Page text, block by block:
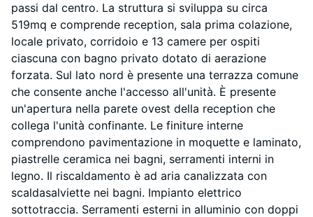
passi dal centro. La struttura si sviluppa su circa
519mq e comprende reception, sala prima colazione,
locale privato, corridoio e 13 camere per ospiti
ciascuna con bagno privato dotato di aerazione
forzata. Sul lato nord è presente una terrazza comune
che consente anche l'accesso all'unità. È presente
un'apertura nella parete ovest della reception che
collega l'unità confinante. Le finiture interne
comprendono pavimentazione in moquette e laminato,
piastrelle ceramica nei bagni, serramenti interni in
legno. Il riscaldamento è ad aria canalizzata con
scaldasalviette nei bagni. Impianto elettrico
sottotraccia. Serramenti esterni in alluminio con doppi